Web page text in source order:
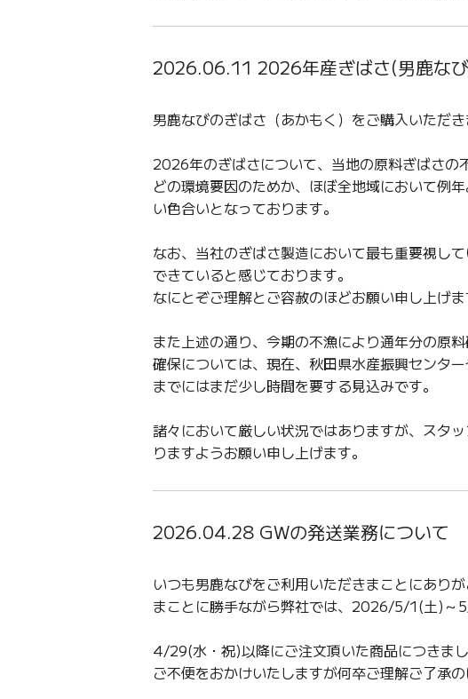
2026.06.11 2026年産ぎばさ(男鹿な
男鹿なびのぎばさ（あかもく）をご購入いただ
2026年のぎばさについて、当地の原料ぎばさの
どの環境要因のためか、ほぼ全地域において例
い色合いとなっております。
なお、当社のぎばさ製造において最も重要視し
できていると感じております。
なにとぞご理解とご容赦のほどお願い申し上げま
また上述の通り、今期の不漁により通年分の原
確保については、現在、秋田県水産振興センタ
までにはまだ少し時間を要する見込みです。
諸々において厳しい状況ではありますが、スタ
りますようお願い申し上げます。
2026.04.28 GWの発送業務について
いつも男鹿なびをご利用いただきまことにありが
まことに勝手ながら弊社では、2026/5/1(土)～
4/29(水・祝)以降にご注文頂いた商品につきま
ご不便をおかけいたしますが何卒ご理解ご了承